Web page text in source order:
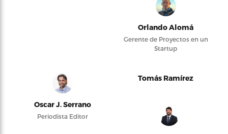
Orlando Alomá
Gerente de Proyectos en un
Startup
Oscar J. Serrano
Periodista Editor
Tomás Ramírez